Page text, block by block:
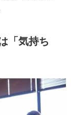
「気持ち